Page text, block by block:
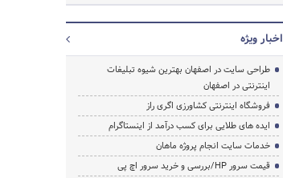
اخبار ویژه
طراحی سایت در اصفهان بهترین شیوه تبلیغات
اینترنتی در اصفهان
فروشگاه اینترنتی کشاورزی اگری راز
ایده های طلایی برای کسب درآمد از اینستاگرام
خدمات سایت انجام پروژه ماهان
قیمت سرور HP/بررسی و خرید سرور اچ پی